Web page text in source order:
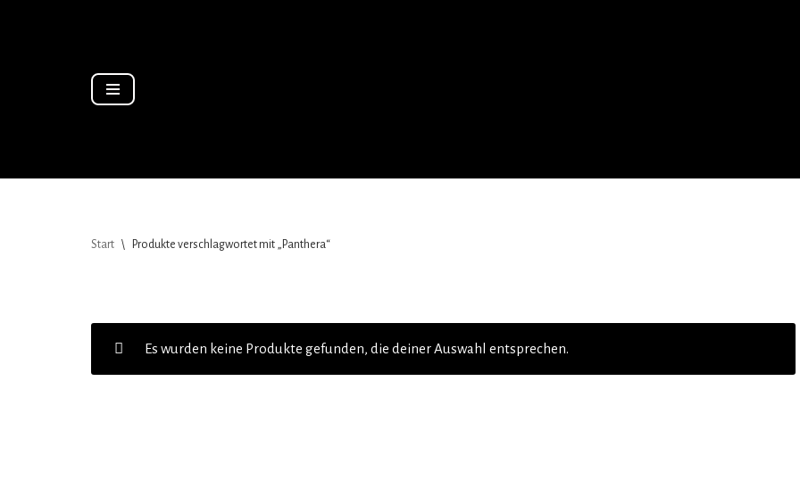
Start \ Produkte verschlagwortet mit „Panthera“
Es wurden keine Produkte gefunden, die deiner Auswahl entsprechen.